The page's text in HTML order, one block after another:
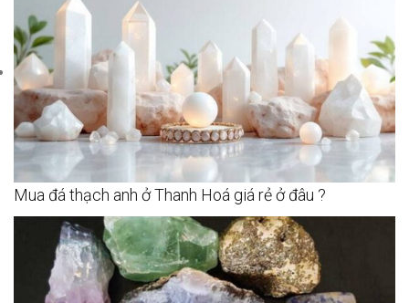
Mua đá thạch anh ở Thanh Hoá giá rẻ ở đâu ?